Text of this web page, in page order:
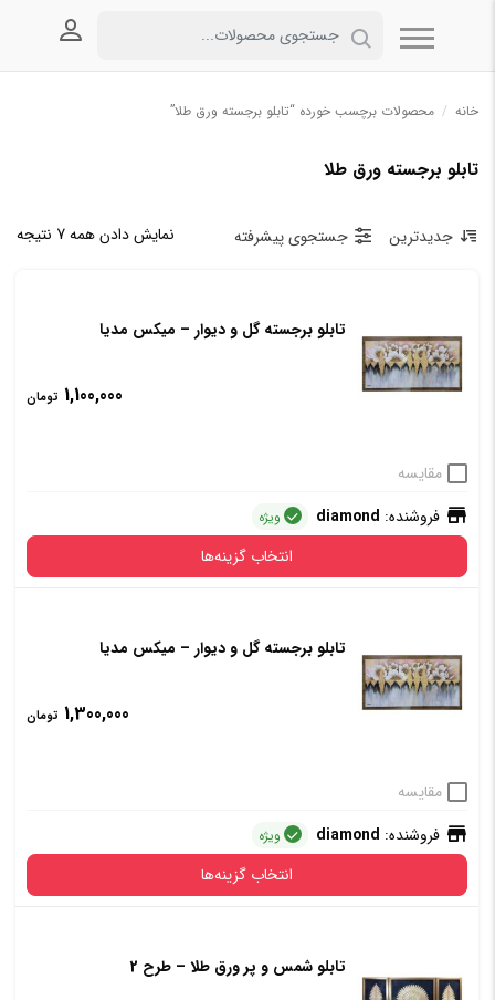
خانه / محصولات برچسب خورده “تابلو برجسته ورق طلا”
تابلو برجسته ورق طلا
نمایش دادن همه 7 نتیجه جدیدترین جستجوی پیشرفته
تابلو برجسته گل و دیوار – میکس مدیا
1,100,000 تومان
مقایسه
فروشنده: diamond ویژه
انتخاب گزینه‌ها
قاب
تابلو برجسته گل و دیوار – میکس مدیا
1,300,000 تومان
مقایسه
فروشنده: diamond ویژه
انتخاب گزینه‌ها
قاب
تابلو شمس و پر ورق طلا – طرح 2